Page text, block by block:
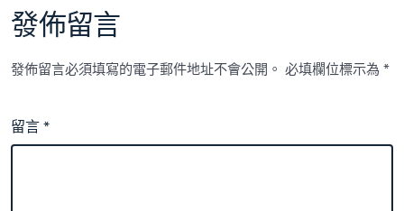
發佈留言
發佈留言必須填寫的電子郵件地址不會公開。 必填欄位標示為*
留言*